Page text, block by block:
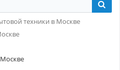
техники в Москве
Москве